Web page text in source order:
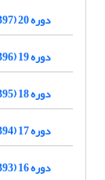
دوره 20 (1397)
دوره 19 (1396)
دوره 18 (1395)
دوره 17 (1394)
دوره 16 (1393)